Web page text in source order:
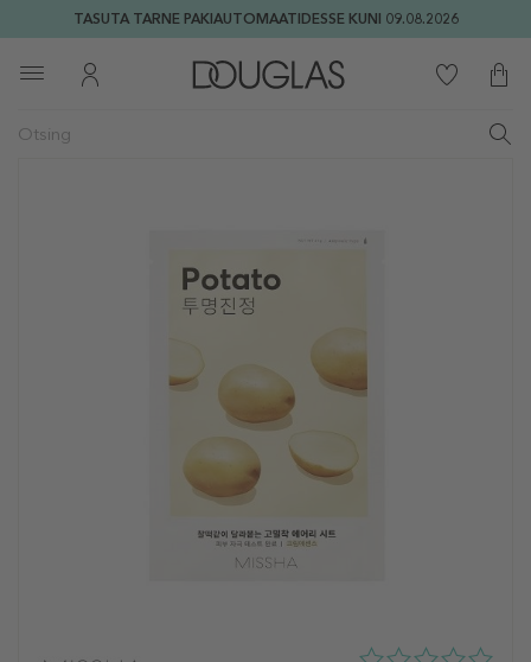
TASUTA TARNE PAKIAUTOMAATIDESSE KUNI 09.08.2026